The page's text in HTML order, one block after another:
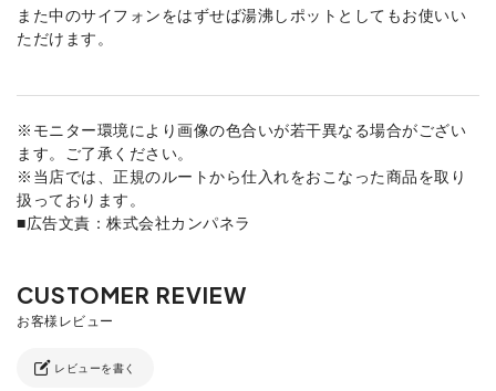
また中のサイフォンをはずせば湯沸しポットとしてもお使いい
ただけます。
※モニター環境により画像の色合いが若干異なる場合がござい
ます。ご了承ください。
※当店では、正規のルートから仕入れをおこなった商品を取り
扱っております。
■広告文責：株式会社カンパネラ
レビューを書く